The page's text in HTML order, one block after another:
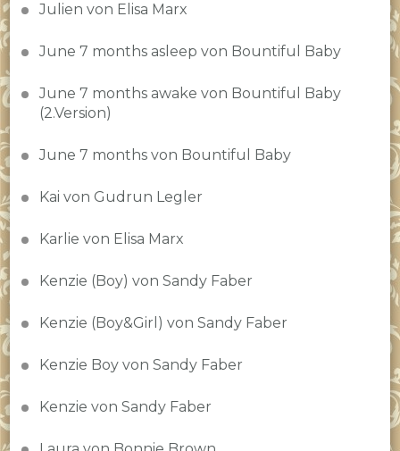
Julien von Elisa Marx
June 7 months asleep von Bountiful Baby
June 7 months awake von Bountiful Baby
(2.Version)
June 7 months von Bountiful Baby
Kai von Gudrun Legler
Karlie von Elisa Marx
Kenzie (Boy) von Sandy Faber
Kenzie (Boy&Girl) von Sandy Faber
Kenzie Boy von Sandy Faber
Kenzie von Sandy Faber